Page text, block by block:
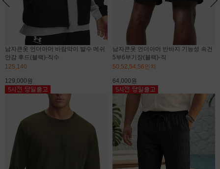
남자큰옷 언더아머 바람막이 발수 메쉬
안감 후드(블랙)-직수
125,140
129,000원
남자큰옷 언더아머 반바지 기능성 속건
5부6부기장(블랙)-직
50,52,54,56인치
64,000원